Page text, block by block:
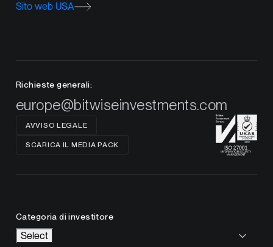
Sito web USA
Richieste generali:
europe@bitwiseinvestments.com
AVVISO LEGALE
SCARICA IL MEDIA PACK
Categoria di investitore
Select